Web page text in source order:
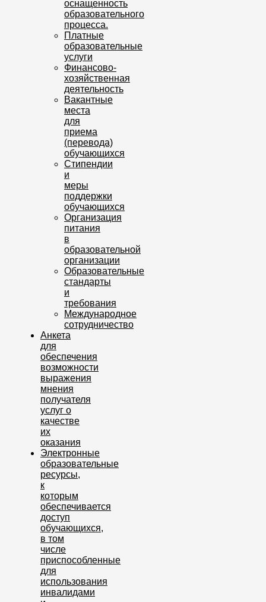
оснащенность
образовательного
процесса.
Платные
образовательные
услуги
Финансово-
хозяйственная
деятельность
Вакантные
места
для
приема
(перевода)
обучающихся
Стипендии
и
меры
поддержки
обучающихся
Организация
питания
в
образовательной
организации
Образовательные
стандарты
и
требования
Международное
сотрудничество
Анкета
для
обеспечения
возможности
выражения
мнения
получателя
услуг о
качестве
их
оказания
Электронные
образовательные
ресурсы,
к
которым
обеспечивается
доступ
обучающихся,
в том
числе
приспособленные
для
использования
инвалидами